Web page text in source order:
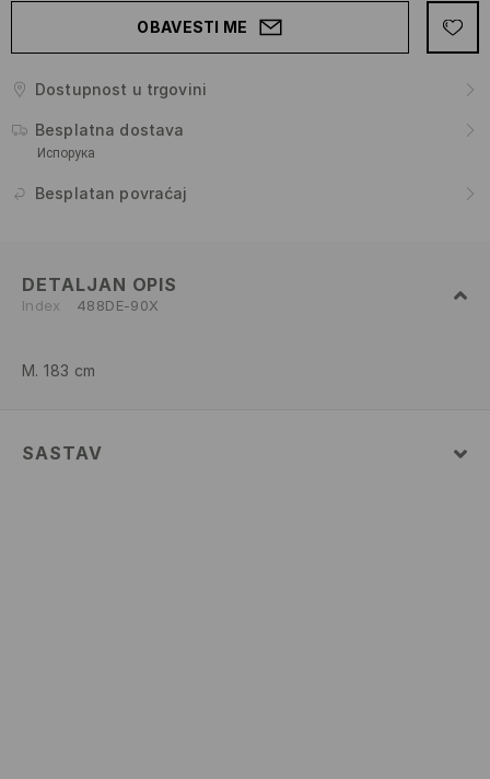
OBAVESTI ME
Dostupnost u trgovini
Besplatna dostava
Испорука
Besplatan povraćaj
DETALJAN OPIS
Index 488DE-90X
M. 183 cm
SASTAV